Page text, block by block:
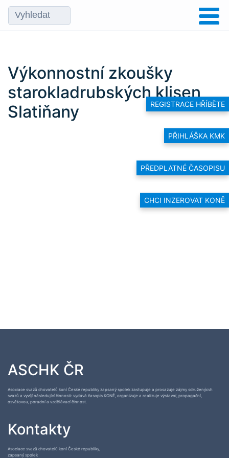
REGISTRACE HŘÍBĚTE
PŘIHLÁŠKA KMK
PŘEDPLATNÉ ČASOPISU
CHCI INZEROVAT KONĚ
Výkonnostní zkoušky
starokladrubských klisen
Slatiňany
ASCHK ČR
Asociace svazů chovatelů koní České republiky zapsaný spolek zastupuje a prosazuje zájmy sdruženýcvh
svazů a vyvíjí následující činnosti: vydává časopis KONĚ, organizuje a realizuje výstavní, propagační,
osvětovou, poradní a vzdělávací činnost.
Kontakty
Asociace svazů chovatelů koní České republiky,
zapsaný spolek